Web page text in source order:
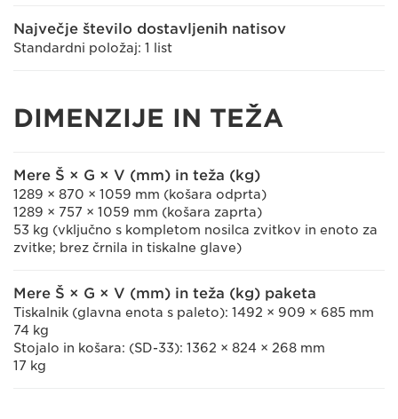
Največje število dostavljenih natisov
Standardni položaj: 1 list
DIMENZIJE IN TEŽA
Mere Š × G × V (mm) in teža (kg)
1289 × 870 × 1059 mm (košara odprta)
1289 × 757 × 1059 mm (košara zaprta)
53 kg (vključno s kompletom nosilca zvitkov in enoto za
zvitke; brez črnila in tiskalne glave)
Mere Š × G × V (mm) in teža (kg) paketa
Tiskalnik (glavna enota s paleto): 1492 × 909 × 685 mm
74 kg
Stojalo in košara: (SD-33): 1362 × 824 × 268 mm
17 kg